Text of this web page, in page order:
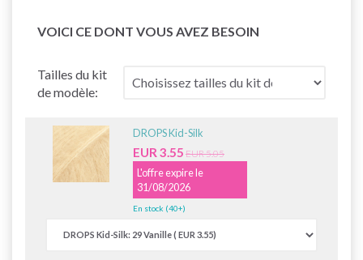
VOICI CE DONT VOUS AVEZ BESOIN
Tailles du kit
de modèle:
DROPS Kid-Silk
EUR 3.55 EUR 5.05
L'offre expire le
31/08/2026
En stock (40+)